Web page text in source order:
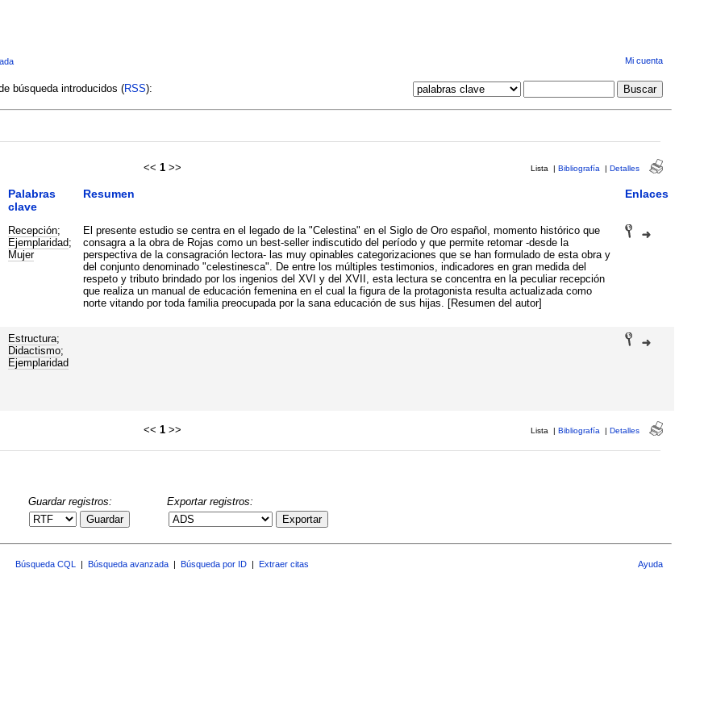
Mi cuenta
búsqueda introducidos (RSS):
<< 1 >> Lista | Bibliografía | Detalles
Palabras
clave
Resumen Enlaces
Recepción;
Ejemplaridad;
Mujer
El presente estudio se centra en el legado de la "Celestina" en el Siglo de Oro español, momento histórico que
consagra a la obra de Rojas como un best-seller indiscutido del período y que permite retomar -desde la
perspectiva de la consagración lectora- las muy opinables categorizaciones que se han formulado de esta obra y
del conjunto denominado "celestinesca". De entre los múltiples testimonios, indicadores en gran medida del
respeto y tributo brindado por los ingenios del XVI y del XVII, esta lectura se concentra en la peculiar recepción
que realiza un manual de educación femenina en el cual la figura de la protagonista resulta actualizada como
norte vitando por toda familia preocupada por la sana educación de sus hijas. [Resumen del autor]
Estructura;
Didactismo;
Ejemplaridad
<< 1 >> Lista | Bibliografía | Detalles
Guardar registros:
Guardar
Exportar registros:
Exportar
Búsqueda CQL Búsqueda avanzada Búsqueda por ID Extraer citas Ayuda